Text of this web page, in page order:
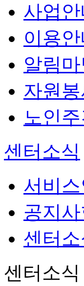
사업안
이용안
알림
자원
노인
센터소식
서비스
공지
센터소
센터소식